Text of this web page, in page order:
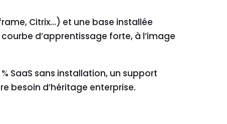
Citrix…) et une base installée
d’apprentissage forte, à l’image
SaaS sans installation, un support
besoin d’héritage enterprise.